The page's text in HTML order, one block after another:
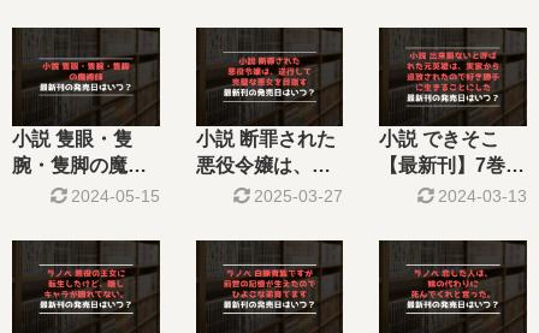
つ？
日､6巻の発売日
はいつ？完結し
た？
つ？続編の予定
は？
小説 隻眼・隻
腕・隻脚の魔術
師【最新刊】3巻
発売日はいつ？
完結した？
2024-05-15
小説 断罪された
悪役令嬢は、逆
行して完 …【最
日､9巻の発売日
はいつ？完結し
た？
2025-03-27
小説 できそこ
【最新刊】7巻の
発売日はいつ？
2024-03-13